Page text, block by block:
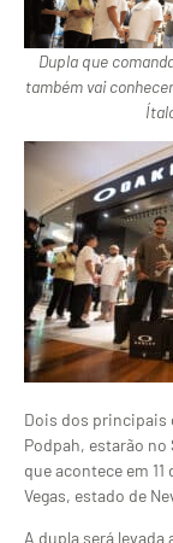
Dupla que
também vai
Dois dos principais
Podpah, estarão
que acontece em
Vegas, estado de
A dupla será levada